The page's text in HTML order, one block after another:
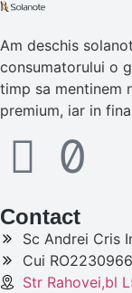
Am deschis
consumatorului o
timp sa mentinem
premium, iar in
Contact
Sc Andrei Cris
Cui
Str Rahovei,bl